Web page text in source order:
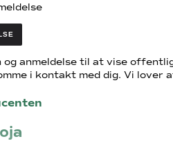
og anmeldelse til at vise
i kontakt med dig. Vi lover